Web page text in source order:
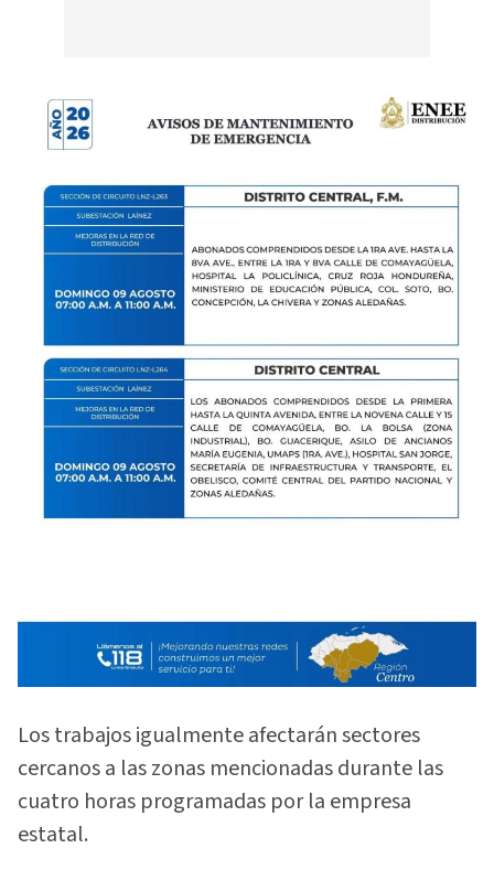
Los trabajos igualmente afectarán sectores
cercanos a las zonas mencionadas durante las
cuatro horas programadas por la empresa
estatal.